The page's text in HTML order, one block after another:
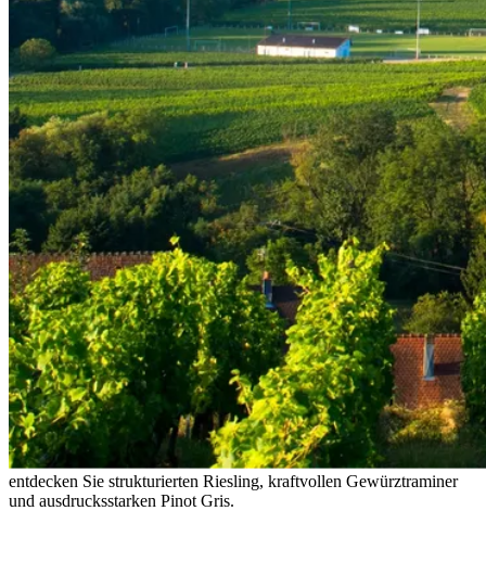
Elsass: Riesling, Terroir und aromatische
Vielfalt
Wo französische Handwerkskunst auf deutsche Präzision trifft –
entdecken Sie strukturierten Riesling, kraftvollen Gewürztraminer
und ausdrucksstarken Pinot Gris.